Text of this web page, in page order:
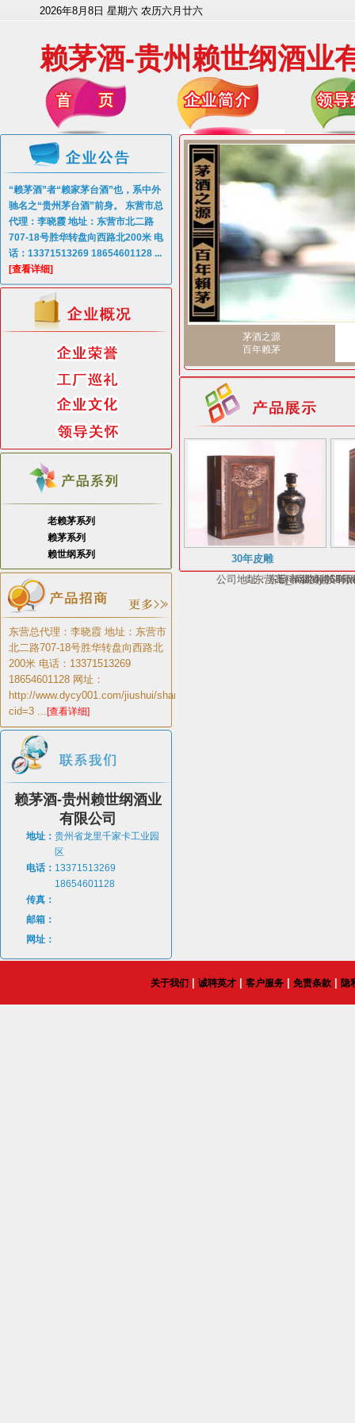
2026年8月8日 星期六 农历六月廿六
赖茅酒-贵州赖世纲酒业
“赖茅酒”者“赖家茅台酒”也，系中外
驰名之“贵州茅台酒”前身。 东营市总
代理：李晓霞 地址：东营市北二路
707-18号胜华转盘向西路北200米 电
话：13371513269 18654601128 ...
[查看详细]
老赖茅系列
赖茅系列
赖世纲系列
东营总代理：李晓霞 地址：东营市
北二路707-18号胜华转盘向西路北
200米 电话：13371513269
18654601128 网址：
http://www.dycy001.com/jiushui/shangjia.aspx?
cid=3 ... [查看详细]
赖茅酒-贵州赖世纲酒业
有限公司
地址： 贵州省龙里千家卡工业园
区
电话： 13371513269
18654601128
传真：
邮箱：
网址：
茅酒之源
百年赖茅
30年皮雕
关于我们 诚聘英才 客户服务 免责条款 隐
©东营高科网络科技有
公司地址：东营市淄博路65号